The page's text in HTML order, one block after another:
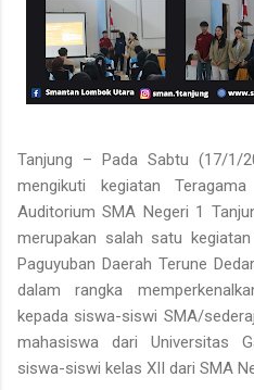
Tanjung – Pada Sabtu (17/1/
mengikuti kegiatan
Auditorium SMA Negeri 1
merupakan salah satu
Paguyuban Daerah Terune
dalam rangka
kepada siswa-siswi SMA/
mahasiswa dari Universitas
siswa-siswi kelas XII dari SMA